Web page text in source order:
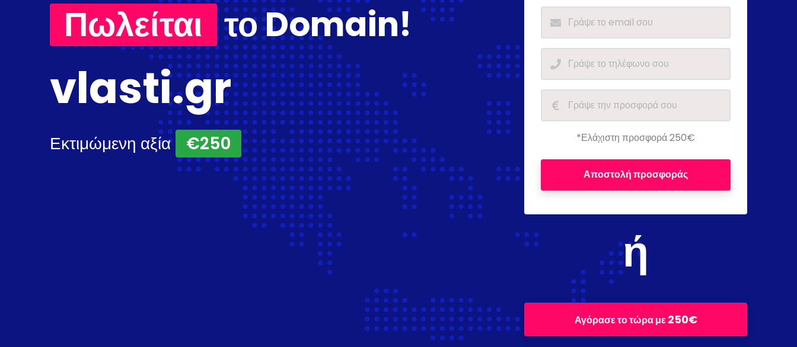
Πωλείται το Domain!
vlasti.gr
Εκτιμώμενη αξία €250 *Ελάχιστη προσφορά 250€
Αποστολή προσφοράς
ή
Αγόρασε το τώρα με250€